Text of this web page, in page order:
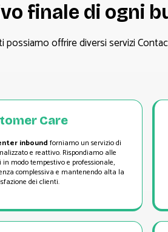
finale di ogni
offrire diversi servizi
Care
inbound forniamo un servizio di
e reattivo. Rispondiamo alle
modo tempestivo e professionale,
complessiva e mantenendo alta la
dei clienti.